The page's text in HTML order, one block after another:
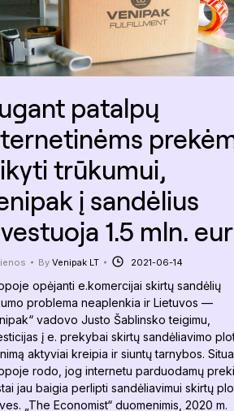
patalpų
trūkumui,
į sandėlius
1.5 mln.
By Venipak LT 2021-06-14
opėjanti e.komercijai skirtų sandėlių
problema neaplenkia ir Lietuvos —
vadovo Justo Šablinsko teigimu,
į e. prekybai skirtų sandėliavimo
aktyviai kreipia ir siuntų tarnybos.
rodo, jog internetu parduodamų
jau baigia perlipti sandėliavimui skirtų
„The Economist“ duomenimis, 2020 m.